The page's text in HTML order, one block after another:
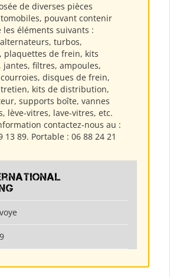
de diverses pièces
pouvant contenir
les éléments suivants :
turbos,
plaquettes de frein, kits
jantes, filtres, ampoules,
disques de frein,
kits de distribution,
supports boîte, vannes
lève-vitres, lave-vitres, etc.
contactez-nous au :
13 89. Portable : 06 88 24 21